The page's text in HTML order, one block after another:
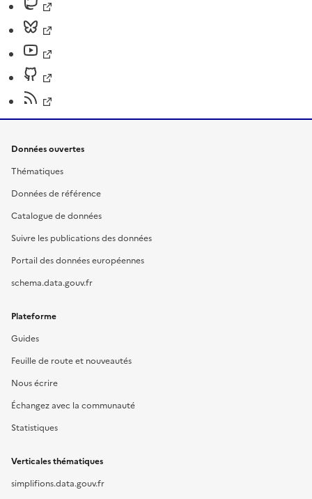
Données ouvertes
Thématiques
Données de référence
Catalogue de données
Suivre les publications des données
Portail des données européennes
schema.data.gouv.fr
Plateforme
Guides
Feuille de route et nouveautés
Nous écrire
Échangez avec la communauté
Statistiques
Verticales thématiques
simplifions.data.gouv.fr